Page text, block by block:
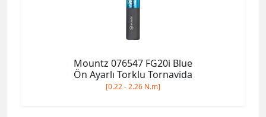
Mountz 076547 FG20i Blue
Ön Ayarlı Torklu Tornavida
[0.22 - 2.26 N.m]